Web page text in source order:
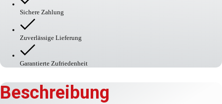
Menge
Sichere Zahlung
Zuverlässige Lieferung
Garantierte Zufriedenheit
Beschreibung